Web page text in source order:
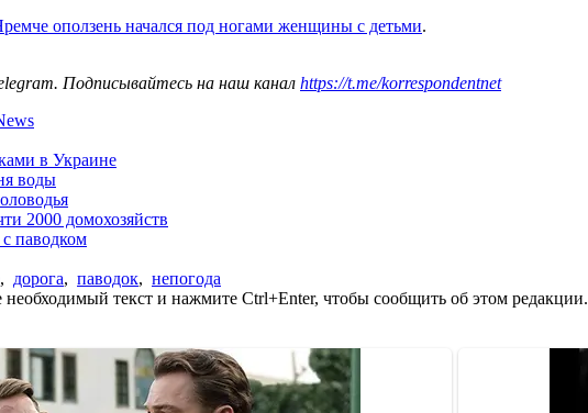
оползень начался под ногами женщины с детьми.
Подписывайтесь на наш канал https://t.me/korrespondentnet
в Украине
воды
2000 домохозяйств
паводком
, дорога, паводок, непогода
текст и нажмите Ctrl+Enter, чтобы сообщить об этом редакции.